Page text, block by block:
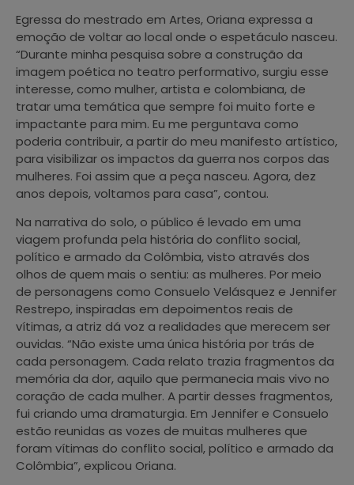
Egressa do mestrado em Artes, Oriana expressa a
emoção de voltar ao local onde o espetáculo nasceu.
“Durante minha pesquisa sobre a construção da
imagem poética no teatro performativo, surgiu esse
interesse, como mulher, artista e colombiana, de
tratar uma temática que sempre foi muito forte e
impactante para mim. Eu me perguntava como
poderia contribuir, a partir do meu manifesto artístico,
para visibilizar os impactos da guerra nos corpos das
mulheres. Foi assim que a peça nasceu. Agora, dez
anos depois, voltamos para casa”, contou.
Na narrativa do solo, o público é levado em uma
viagem profunda pela história do conflito social,
político e armado da Colômbia, visto através dos
olhos de quem mais o sentiu: as mulheres. Por meio
de personagens como Consuelo Velásquez e Jennifer
Restrepo, inspiradas em depoimentos reais de
vítimas, a atriz dá voz a realidades que merecem ser
ouvidas. “Não existe uma única história por trás de
cada personagem. Cada relato trazia fragmentos da
memória da dor, aquilo que permanecia mais vivo no
coração de cada mulher. A partir desses fragmentos,
fui criando uma dramaturgia. Em Jennifer e Consuelo
estão reunidas as vozes de muitas mulheres que
foram vítimas do conflito social, político e armado da
Colômbia”, explicou Oriana.